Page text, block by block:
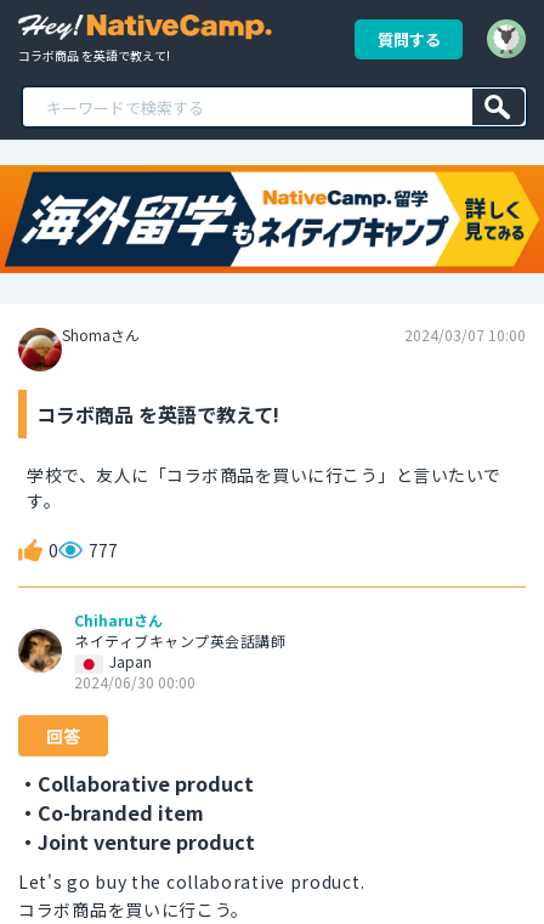
コラボ商品 を英語で教えて!
質問する
Shomaさん 2024/03/07 10:00
コラボ商品 を英語で教えて!
学校で、友人に「コラボ商品を買いに行こう」と言いたいで
す。
0 777
Chiharuさん
ネイティブキャンプ英会話講師
Japan
2024/06/30 00:00
回答
・Collaborative product
・Co-branded item
・Joint venture product
Let's go buy the collaborative product.
コラボ商品を買いに行こう。